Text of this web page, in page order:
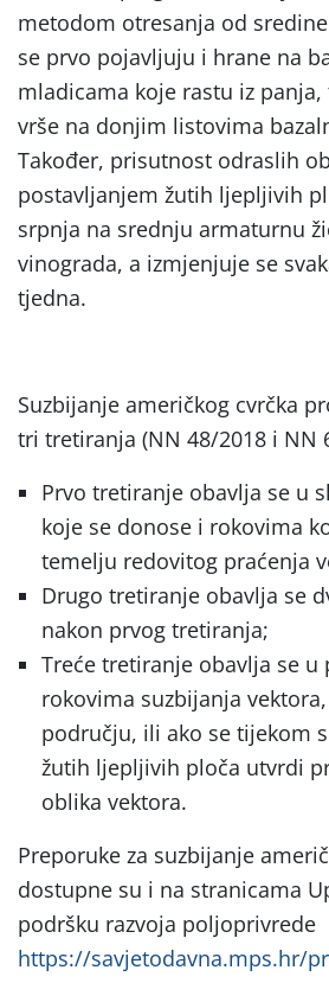
metodom otresanja od
se prvo pojavljuju i hrane na
mladicama koje rastu iz
vrše na donjim listovima
Također, prisutnost odraslih
postavljanjem žutih ljepljivih
srpnja na srednju armaturnu
vinograda, a izmjenjuje se
tjedna.
Suzbijanje američkog cvrčka
tri tretiranja (NN 48/2018 i NN
Prvo tretiranje obavlja se u
koje se donose i rokovima
temelju redovitog praćenja
Drugo tretiranje obavlja se
nakon prvog tretiranja;
Treće tretiranje obavlja se u
rokovima suzbijanja
području, ili ako se tijekom
žutih ljepljivih ploča utvrdi
oblika vektora.
Preporuke za suzbijanje
dostupne su i na stranicama
podršku razvoja poljoprivrede
https://savjetodavna.mps.hr/